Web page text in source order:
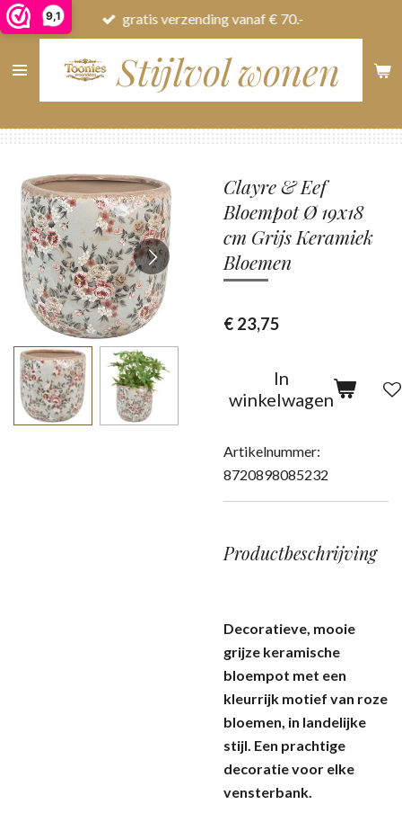
9,1
Ga
direct
naar
Stijlvol wonen
gratis verzending vanaf € 70.-
Clayre & Eef
Bloempot Ø 19x18
cm Grijs Keramiek
Bloemen
€ 23,75
In
winkelwagen
Artikelnummer:
8720898085232
Productbeschrijving
Decoratieve, mooie
grijze keramische
bloempot met een
kleurrijk motief van roze
bloemen, in landelijke
stijl. Een prachtige
decoratie voor elke
vensterbank.